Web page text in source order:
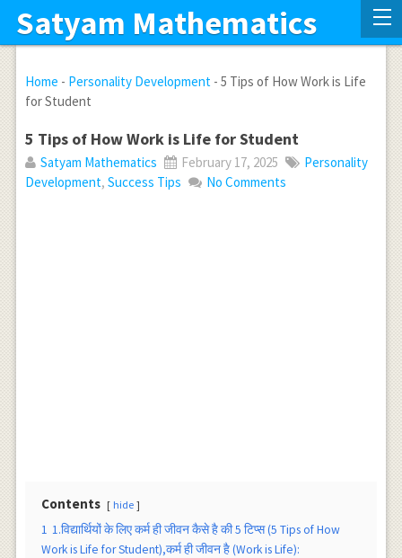
Satyam Mathematics
Home - Personality Development- 5 Tips of How Work is Life
for Student
5 Tips of How Work is Life for Student
Satyam Mathematics February 17, 2025
Personality
Development, Success Tips No Comments
Contents hide
1 1.विद्यार्थियों के लिए कर्म ही जीवन कैसे है की 5 टिप्स (5 Tips of How
Work is Life for Student),कर्म ही जीवन है (Work is Life):